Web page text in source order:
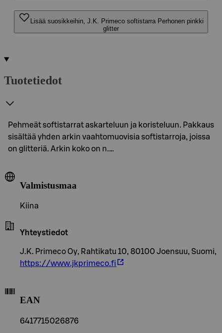
Lisää suosikkeihin, J.K. Primeco softistarra Perhonen pinkki
glitter
Tuotetiedot
Pehmeät softistarrat askarteluun ja koristeluun. Pakkaus
sisältää yhden arkin vaahtomuovisia softistarroja, joissa
on glitteriä. Arkin koko on n.…
Valmistusmaa
Kiina
Yhteystiedot
J.K. Primeco Oy, Rahtikatu 10, 80100 Joensuu, Suomi,
https://www.jkprimeco.fi
EAN
6417715026876